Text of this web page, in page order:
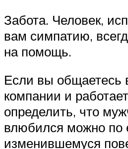
Забота. Человек,
вам симпатию,
на помощь.
Если вы общаетесь
компании и
определить, что
влюбился можно по
изменившемуся